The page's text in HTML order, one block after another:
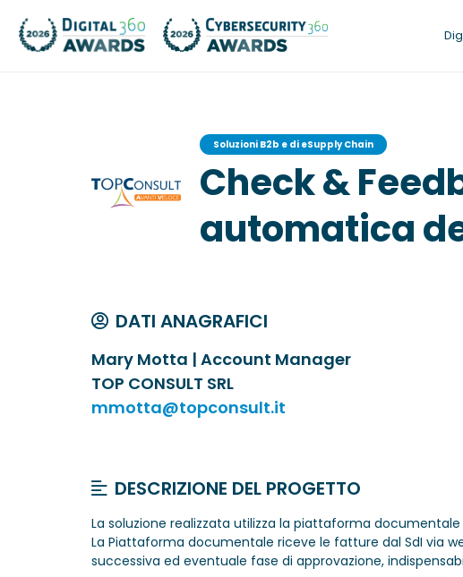
Soluzioni B2b e di eSupply Chain
Check &
automatica
DATI ANAGRAFICI
Mary Motta | Account Manager
TOP CONSULT SRL
mmotta@topconsult.it
DESCRIZIONE DEL PROGETTO
La soluzione realizzata utilizza la piattaforma documentale
La Piattaforma documentale riceve le fatture dal SdI via
successiva ed eventuale fase di approvazione,